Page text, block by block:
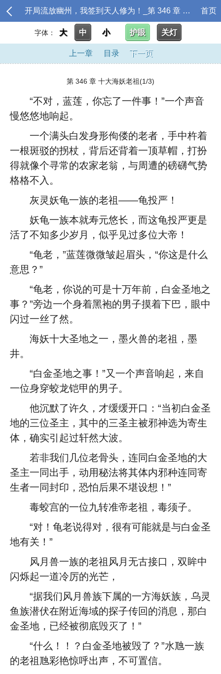
开局流放幽州，我签到天人修为！_第 346 章 十大海妖老祖 首页
字体： 大 中 小 护眼 关灯
上一章 目录 下一页
第 346 章 十大海妖老祖(1/3)
“不对，蓝莲，你忘了一件事！”一个声音
慢悠悠地响起。
一个满头白发身形佝偻的老者，手中杵着
一根斑驳的拐杖，背后还背着一顶草帽，打扮
得就像个寻常的农家老翁，与周遭的磅礴气势
格格不入。
灰灵妖龟一族的老祖——龟投严！
妖龟一族本就寿元悠长，而这龟投严更是
活了不知多少岁月，似乎见过多位大帝！
“龟老，”蓝莲微微皱起眉头，“你这是什么
意思？”
“龟老，你说的可是十万年前，白金圣地之
事？”旁边一个身着黑袍的男子摸着下巴，眼中
闪过一丝了然。
海妖十大圣地之一，墨火兽的老祖，墨
井。
“白金圣地之事！”又一个声音响起，来自
一位身穿蛟龙铠甲的男子。
他沉默了许久，才缓缓开口：“当初白金圣
地的三位圣主，其中的三圣主被邪神选为寄生
体，确实引起过轩然大波。
若非我们几位老骨头，连同白金圣地的大
圣主一同出手，动用秘法将其体内邪种连同寄
生者一同封印，恐怕后果不堪设想！”
毒蛟宫的一位九转准帝老祖，毒须子。
“对！龟老说得对，很有可能就是与白金圣
地有关！”
风月兽一族的老祖风月无古接口，双眸中
闪烁起一道冷厉的光芒，
“据我们风月兽族下属的一方海妖族，乌灵
鱼族潜伏在附近海域的探子传回的消息，那白
金圣地，已经被彻底毁灭了！”
“什么！！？白金圣地被毁了？”水虺一族
的老祖虺彩艳惊呼出声，不可置信。